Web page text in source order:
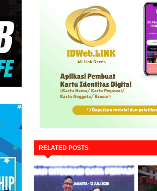
RELATED POSTS